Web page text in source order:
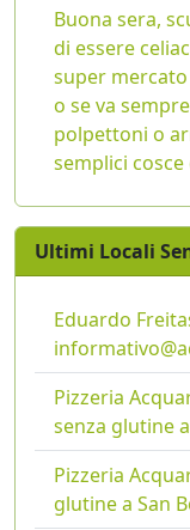
Buona sera,
di essere
super
o se va
polpettoni o
semplici
Ultimi Locali
Eduardo
Pizzeria
senza glutine
Pizzeria
glutine a San